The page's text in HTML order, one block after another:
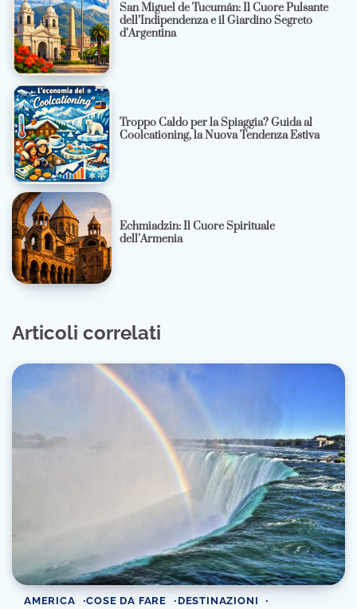
San Miguel de Tucumán: Il Cuore Pulsante
dell’Indipendenza e il Giardino Segreto
d’Argentina
Troppo Caldo per la Spiaggia? Guida al
Coolcationing, la Nuova Tendenza Estiva
Echmiadzin: Il Cuore Spirituale
dell’Armenia
Articoli correlati
AMERICA COSE DA FARE
DESTINAZIONI